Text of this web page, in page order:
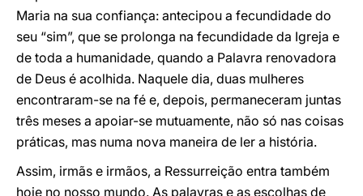
Maria na sua confiança: antecipou a fecundidade do
seu “sim”, que se prolonga na fecundidade da Igreja e
de toda a humanidade, quando a Palavra renovadora
de Deus é acolhida. Naquele dia, duas mulheres
encontraram-se na fé e, depois, permaneceram juntas
três meses a apoiar-se mutuamente, não só nas coisas
práticas, mas numa nova maneira de ler a história.
Assim, irmãs e irmãos, a Ressurreição entra também
hoje no nosso mundo. As palavras e as escolhas de